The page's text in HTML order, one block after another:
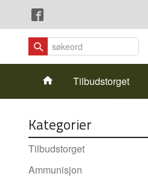
innholdet
ProdukterTilbudstorget
Kategorier
Tilbudstorget
Ammunisjon